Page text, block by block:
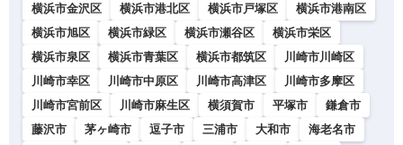
横浜市金沢区
横浜市港北区 横浜市戸塚区
横浜市港南区
横浜市旭区
横浜市緑区 横浜市瀬谷区
横浜市栄区
横浜市泉区
横浜市青葉区 横浜市都筑区
川崎市川崎区
川崎市幸区
川崎市中原区 川崎市高津区
川崎市多摩区
川崎市宮前区
川崎市麻生区 横須賀市 平塚市
鎌倉市
藤沢市
茅ヶ崎市 逗子市 三浦市 大和市
海老名市